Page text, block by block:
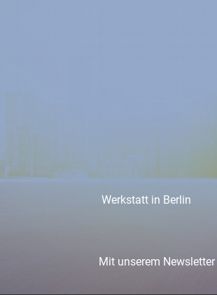
Werkstatt in Berlin
Mit unserem